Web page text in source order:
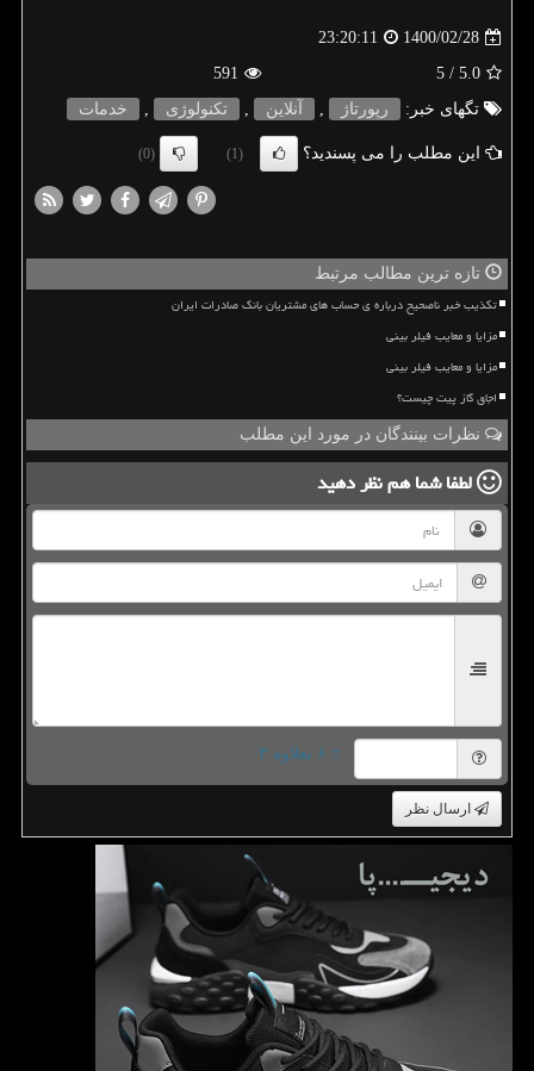
1400/02/28
23:20:11
5.0
/ 5
591
تگهای خبر:
رپورتاژ , آنلاین , تكنولوژی , خدمات
این مطلب را می پسندید؟ (1)
(0)
تازه ترین مطالب مرتبط
تکذیب خبر ناصحیح درباره ی حساب های مشتریان بانک صادرات ایران
مزایا و معایب فیلر بینی
مزایا و معایب فیلر بینی
اجاق گاز پیت چیست؟
نظرات بینندگان در مورد این مطلب
لطفا شما همنظر دهید
= ۶ بعلاوه ۳
ارسال نظر